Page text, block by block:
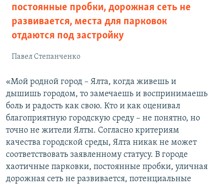
л
а
й
постоянные пробки, дорожная сеть не
развивается, места для парковок
отдаются под застройку
Павел Степанченко
«Мой родной город – Ялта, когда живешь и
дышишь городом, то замечаешь и воспринимаешь
боль и радость как свою. Кто и как оценивал
благоприятную городскую среду – не понятно, но
точно не жители Ялты. Согласно критериям
качества городской среды, Ялта никак не может
соответствовать заявленному статусу. В городе
хаотичные парковки, постоянные пробки, уличная
дорожная сеть не развивается, потенциальные